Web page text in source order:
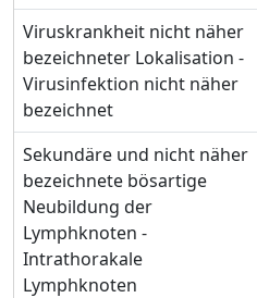
Viruskrankheit nicht näher
bezeichneter Lokalisation -
Virusinfektion nicht näher
bezeichnet
Sekundäre und nicht näher
bezeichnete bösartige
Neubildung der
Lymphknoten -
Intrathorakale
Lymphknoten